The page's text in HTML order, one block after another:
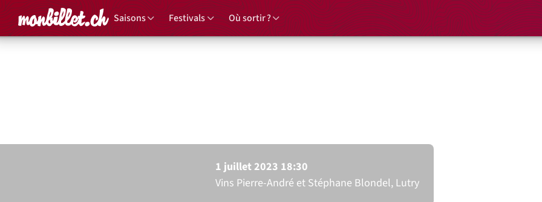
Accueil Saisons Festivals Où sortir ?
1 juillet 2023 18:30
Vins Pierre-André et Stéphane Blondel, Lutry